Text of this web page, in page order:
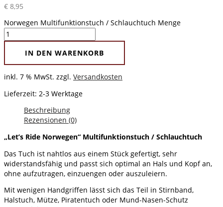
€ 8,95
Norwegen Multifunktionstuch / Schlauchtuch Menge
IN DEN WARENKORB
inkl. 7 % MwSt. zzgl. Versandkosten
Lieferzeit: 2-3 Werktage
Beschreibung
Rezensionen (0)
„Let’s Ride Norwegen“ Multifunktionstuch / Schlauchtuch
Das Tuch ist nahtlos aus einem Stück gefertigt, sehr
widerstandsfähig und passt sich optimal an Hals und Kopf an,
ohne aufzutragen, einzuengen oder auszuleiern.
Mit wenigen Handgriffen lässt sich das Teil in Stirnband,
Halstuch, Mütze, Piratentuch oder Mund-Nasen-Schutz